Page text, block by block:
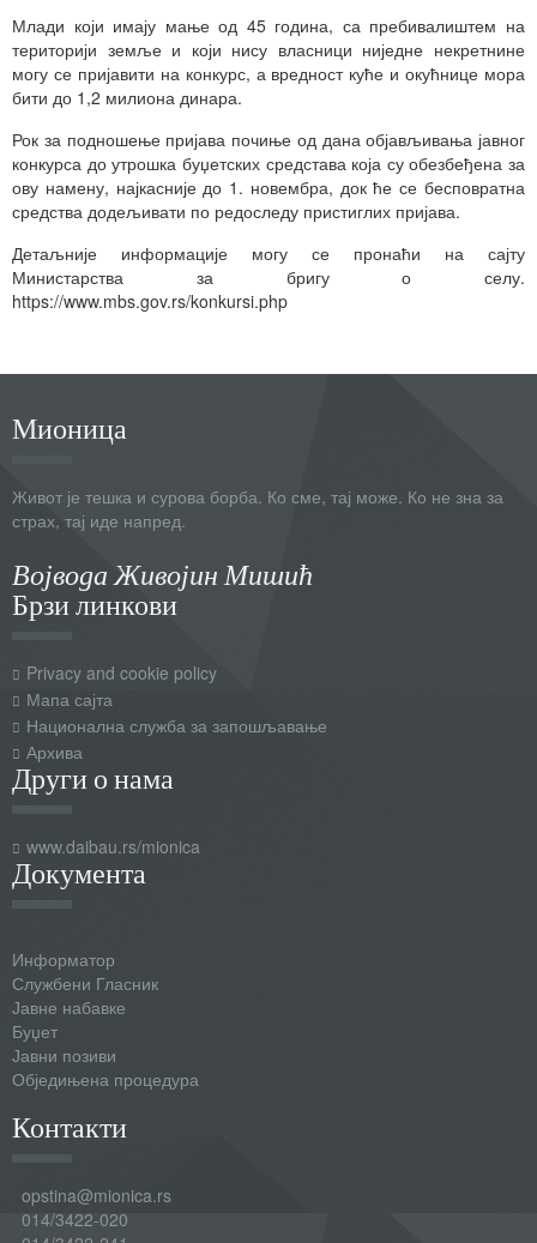
Млади који имају мање од 45 година, са пребивалиштем на
територији земље и који нису власници ниједне некретнине
могу се пријавити на конкурс, а вредност куће и окућнице мора
бити до 1,2 милиона динара.
Рок за подношење пријава почиње од дана објављивања јавног
конкурса до утрошка буџетских средстава која су обезбеђена за
ову намену, најкасније до 1. новембра, док ће се бесповратна
средства додељивати по редоследу пристиглих пријава.
Детаљније информације могу се пронаћи на сајту
Министарства за бригу о селу.
https://www.mbs.gov.rs/konkursi.php
Мионица
Живот је тешка и сурова борба. Ко сме, тај може. Ко не зна за
страх, тај иде напред.
Војвода Живојин Мишић
Брзи линкови
Privacy and cookie policy
Мапа сајта
Национална служба за запошљавање
Архива
Други о нама
www.daibau.rs/mionica
Документа
Информатор
Службени Гласник
Јавне набавке
Буџет
Јавни позиви
Обједињена процедура
Контакти
opstina@mionica.rs
014/3422-020